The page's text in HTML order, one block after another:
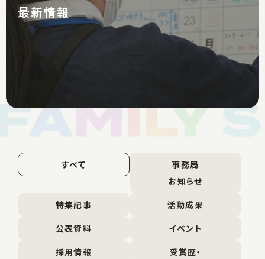
最新情報
すべて
事務局
お知らせ
特集記事
活動成果
公表資料
イベント
採用情報
受賞歴・